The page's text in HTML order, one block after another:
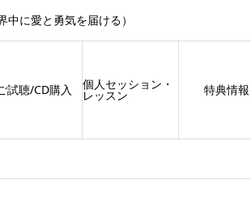
に愛と勇気を届ける）
試聴/CD購入 個人セッション・
レッスン 特典情報